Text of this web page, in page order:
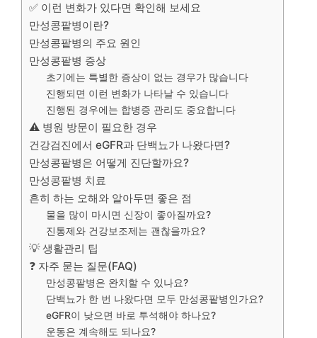
✅ 이런 변화가 있다면 확인해 보세요
만성콩팥병이란?
만성콩팥병의 주요 원인
만성콩팥병 증상
초기에는 특별한 증상이 없는 경우가 많습니다
진행되면 이런 변화가 나타날 수 있습니다
진행된 경우에는 합병증 관리도 중요합니다
⚠️ 병원 방문이 필요한 경우
건강검진에서 eGFR과 단백뇨가 나왔다면?
만성콩팥병은 어떻게 진단할까요?
만성콩팥병 치료
흔히 하는 오해와 알아두면 좋은 점
물을 많이 마시면 신장이 좋아질까요?
진통제와 건강보조제는 괜찮을까요?
💡 생활관리 팁
❓ 자주 묻는 질문(FAQ)
만성콩팥병은 완치할 수 있나요?
단백뇨가 한 번 나왔다면 모두 만성콩팥병인가요?
eGFR이 낮으면 바로 투석해야 하나요?
운동은 계속해도 되나요?